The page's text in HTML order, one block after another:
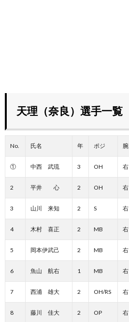
天理（奈良）選手一覧
No. 氏名 年 ポジ 腕
① 中西 武琉 3 OH 右
2 平井 心 2 OH 右
3 山川 来知 2 S 右
4 木村 喜正 2 MB 右
5 岡本伊武己 2 MB 右
6 魚山 航右 1 MB 右
7 西浦 雄大 2 OH/RS 右
8 藤川 佳大 2 OP 右